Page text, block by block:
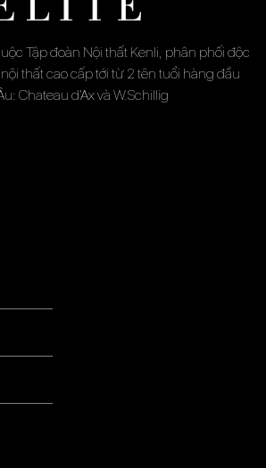
Tập đoàn Nội thất Kenli, phân phối độc
thất cao cấp tới từ 2 tên tuổi hàng đầu
Chateau d’Ax và W.Schillig